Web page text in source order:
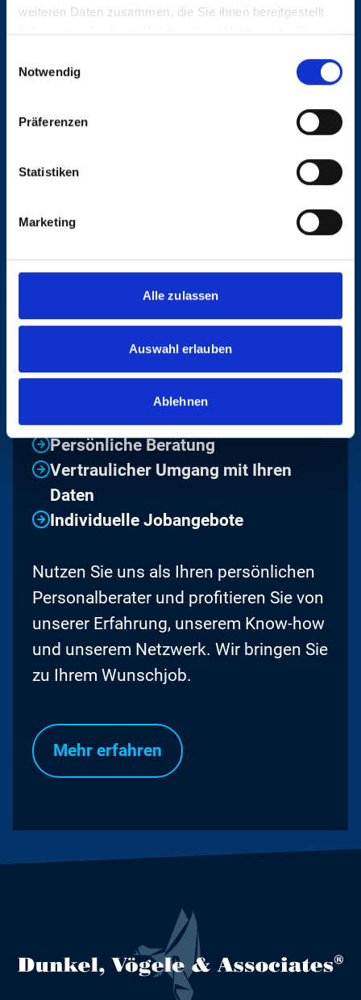
weiteren Daten zusammen, die Sie ihnen bereitgestellt
haben oder die sie im Rahmen Ihrer Nutzung der Dienste
Notwendig
Präferenzen
Statistiken
Marketing
Alle zulassen
Auswahl erlauben
Ablehnen
KONTAKT
Dunkel, Vögele & Associates GmbH
20148 Hamburg
040 413 275 30
UNSERE VORTEILE
IM ÜBERBLICK
Qualifizierte Stellenangebote
Persönliche Beratung
Vertraulicher Umgang mit Ihren
Daten
Individuelle Jobangebote
Nutzen Sie uns als Ihren persönlichen
Personalberater und profitieren Sie von
unserer Erfahrung, unserem Know-how
und unserem Netzwerk. Wir bringen Sie
zu Ihrem Wunschjob.
Mehr erfahren